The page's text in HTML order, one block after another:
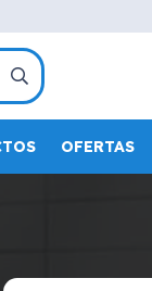
OFERTAS